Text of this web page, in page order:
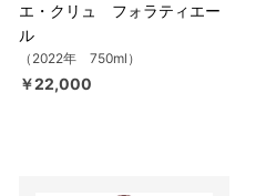
エ・クリュ フォラティエー
ル
（2022年 750ml）
￥22,000